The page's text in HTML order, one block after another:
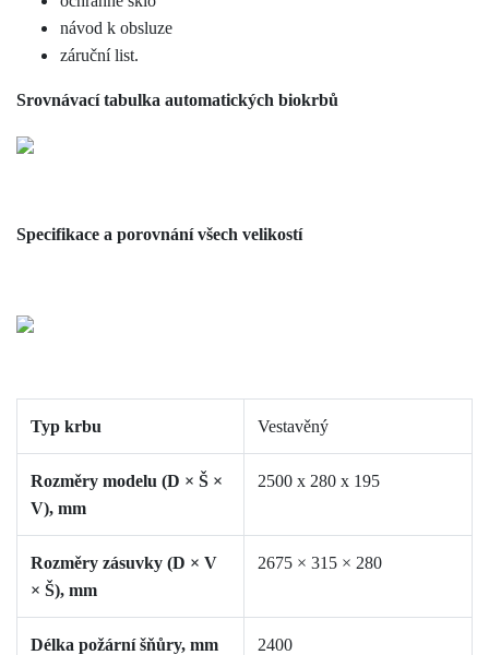
návod k obsluze
záruční list.
Srovnávací tabulka automatických biokrbů
Specifikace a porovnání všech velikostí
Typ krbu Vestavěný
Rozměry modelu (D × Š ×
V), mm
2500 х 280 х 195
Rozměry zásuvky (D × V
× Š), mm
2675 × 315 × 280
Délka požární šňůry, mm 2400